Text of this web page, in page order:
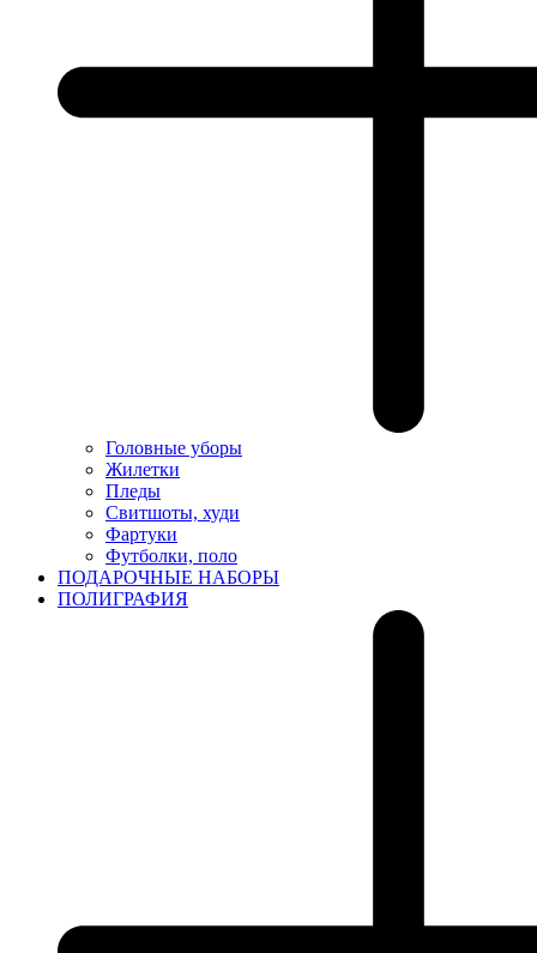
Головные уборы
Жилетки
Пледы
Свитшоты, худи
Фартуки
Футболки, поло
ПОДАРОЧНЫЕ НАБОРЫ
ПОЛИГРАФИЯ